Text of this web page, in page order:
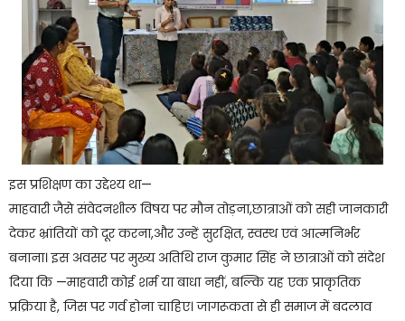
इस प्रशिक्षण का उद्देश्य था—
माहवारी जैसे संवेदनशील विषय पर मौन तोड़ना,छात्राओं को सही जानकारी
देकर भ्रांतियों को दूर करना,और उन्हें सुरक्षित, स्वस्थ एवं आत्मनिर्भर
बनाना। इस अवसर पर मुख्य अतिथि राज कुमार सिंह ने छात्राओं को संदेश
दिया कि —माहवारी कोई शर्म या बाधा नहीं, बल्कि यह एक प्राकृतिक
प्रक्रिया है, जिस पर गर्व होना चाहिए। जागरूकता से ही समाज में बदलाव